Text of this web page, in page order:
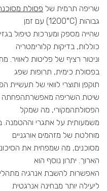
שריפה תרמית של פסולת
גבוהות (1200°C) עם זמן
שהייה מספק ומערכות טיפול
כוללות, בדיקות קלורימטריה
וניטור רציף של פליטות
בפסולת כימית, תרופות שפג
תוקפן ותוצרי לוואי של תעשיית
שיטת השריפה מאפשרתהפחתה
הפסולתהמקורי, מה שמקל
משמעותית על אתגרי
מוחלטת של מזהמים אורגניים
מסוכנים, מה שמפחית את
הארוך. יתרון נוסף הוא
האפשרות להשבת אנרגיה
ליעילה יותר מבחינה אנרגטית